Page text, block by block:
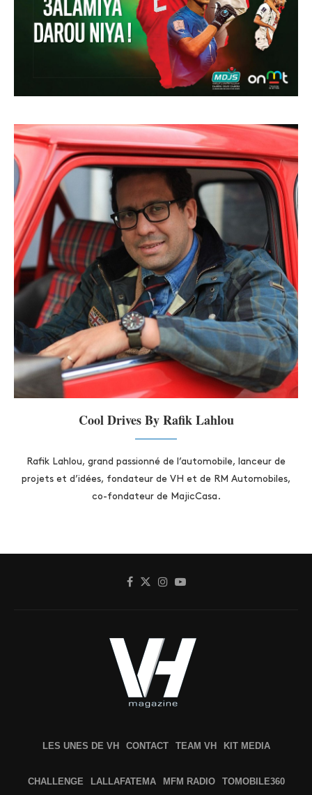
Cool Drives By Rafik Lahlou
Rafik Lahlou, grand passionné de l’automobile, lanceur de
projets et d’idées, fondateur de VH et de RM Automobiles,
co-fondateur de MajicCasa.
LES UNES DE VH CONTACT TEAM VH KIT MEDIA
CHALLENGE LALLAFATEMA MFM RADIO TOMOBILE360